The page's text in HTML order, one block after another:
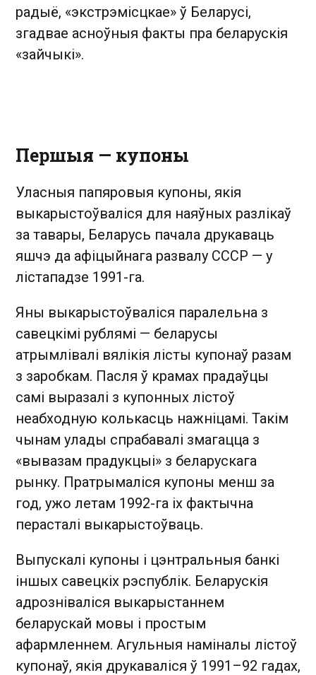
радыё, «экстрэмісцкае» ў Беларусі,
згадвае асноўныя факты пра беларускія
«зайчыкі».
Першыя — купоны
Уласныя папяровыя купоны, якія
выкарыстоўваліся для наяўных разлікаў
за тавары, Беларусь пачала друкаваць
яшчэ да афіцыйнага развалу СССР — у
лістападзе 1991-га.
Яны выкарыстоўваліся паралельна з
савецкімі рублямі — беларусы
атрымлівалі вялікія лісты купонаў разам
з заробкам. Пасля ў крамах прадаўцы
самі выразалі з купонных лістоў
неабходную колькасць нажніцамі. Такім
чынам улады спрабавалі змагацца з
«вывазам прадукцыі» з беларускага
рынку. Пратрымаліся купоны менш за
год, ужо летам 1992-га іх фактычна
перасталі выкарыстоўваць.
Выпускалі купоны і цэнтральныя банкі
іншых савецкіх рэспублік. Беларускія
адрозніваліся выкарыстаннем
беларускай мовы і простым
афармленнем. Агульныя наміналы лістоў
купонаў, якія друкаваліся ў 1991–92 гадах,